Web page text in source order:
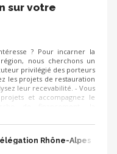
sur votre
? Pour incarner la
nous cherchons un
privilégié des porteurs
les projets de restauration
leur recevabilité. - Vous
et accompagnez le
jusqu'à la clôture du
des adhésions et des
etc.) pour pérenniser
Rhône-Alpes